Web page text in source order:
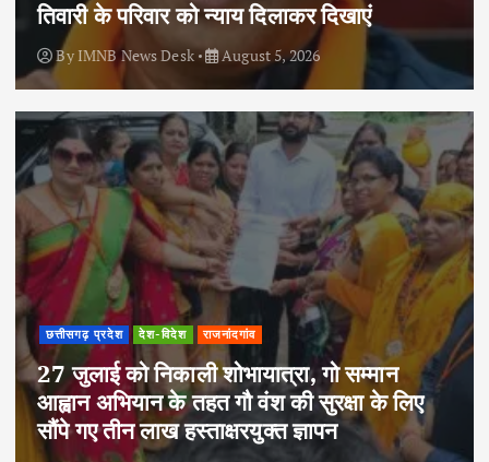
तिवारी के परिवार को न्याय दिलाकर दिखाएं
By IMNB News Desk August 5, 2026
छत्तीसगढ़ प्रदेश देश-विदेश राजनांदगांव
27 जुलाई को निकाली शोभायात्रा, गो सम्मान
आह्वान अभियान के तहत गौ वंश की सुरक्षा के लिए
सौंपे गए तीन लाख हस्ताक्षरयुक्त ज्ञापन